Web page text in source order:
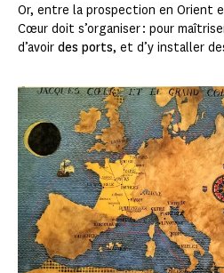
Or, entre la prospection en Orient
Cœur doit s’organiser : pour
d’avoir des ports, et d’y installer